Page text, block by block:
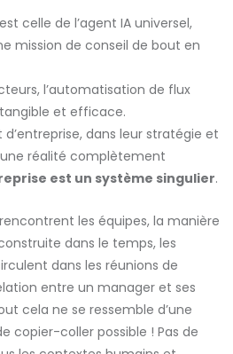
celle de l’agent IA universel,
mission de conseil de bout en
l’automatisation de flux
et efficace.
dans leur stratégie et
réalité complètement
est un système singulier.
les équipes, la manière
dans le temps, les
dans les réunions de
entre un manager et ses
cela ne se ressemble d’une
copier-coller possible ! Pas de